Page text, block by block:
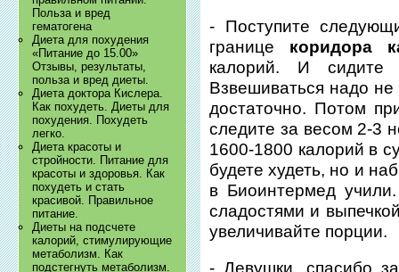
Польза и вред
гематогена
Диета для похудения
«Питание до 15.00»
Отзывы, результаты,
польза и вред диеты.
Диета доктора Кислера.
Как похудеть. Диеты для
похудения. Похудеть
легко.
Диета красоты и
стройности. Питание для
красоты и здоровья. Как
похудеть и стать
красивой. Правильное
питание.
Диеты на подсчете
калорий, стимулирующие
метаболизм. Как
подстегнуть метаболизм.
- Поступите
границе коридора
калорий. И
Взвешиваться надо
достаточно. Потом
следите за весом 2-3
1600-1800 калорий в
будете худеть, но и
в Биоинтермед
сладостями и
увеличивайте порции.
- Девушки, спасибо